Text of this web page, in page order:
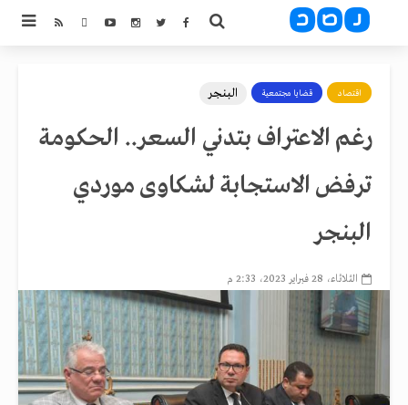
اقتصاد قضايا مجتمعية البنجر
رغم الاعتراف بتدني السعر.. الحكومة
ترفض الاستجابة لشكاوى موردي
البنجر
الثلاثاء، 28 فبراير 2023، 2:33 م